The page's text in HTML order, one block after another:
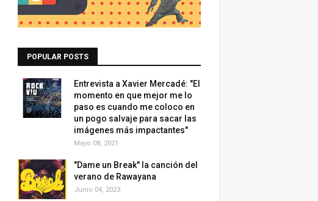
POPULAR POSTS
Entrevista a Xavier Mercadé: "El
momento en que mejor me lo
paso es cuando me coloco en
un pogo salvaje para sacar las
imágenes más impactantes"
Mayo 08, 2021
"Dame un Break" la canción del
verano de Rawayana
Junio 04, 2023